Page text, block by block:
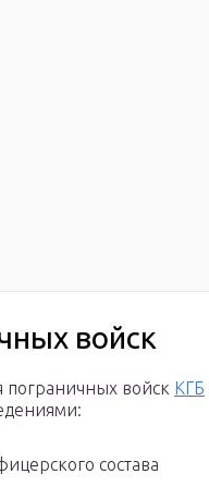
войск
пограничных войск КГБ
состава